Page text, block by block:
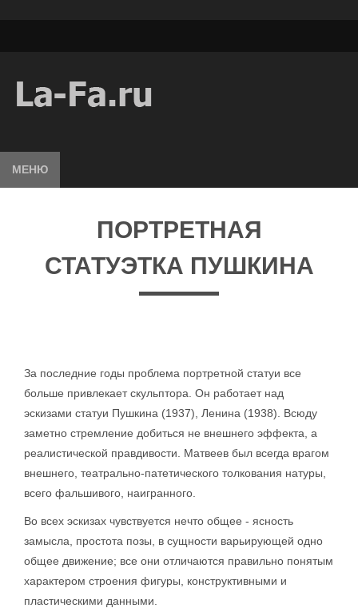
МЕНЮ
ПОРТРЕТНАЯ
СТАТУЭТКА ПУШКИНА
За последние годы проблема портретной статуи все
больше привлекает скульптора. Он работает над
эскизами статуи Пушкина (1937), Ленина (1938). Всюду
заметно стремление добиться не внешнего эффекта, а
реалистической правдивости. Матвеев был всегда врагом
внешнего, театрально-патетического толкования натуры,
всего фальшивого, наигранного.
Во всех эскизах чувствуется нечто общее - ясность
замысла, простота позы, в сущности варьирующей одно
общее движение; все они отличаются правильно понятым
характером строения фигуры, конструктивными и
пластическими данными.